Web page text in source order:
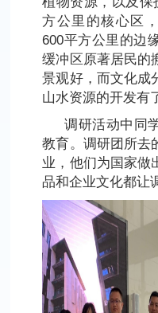
方公里的核心区
600平方公里的边
缓冲区原著居民的
景观好，而文化成
山水资源的开发有
调研活动中同
教育。调研团所去
业，他们为国家做
品和企业文化都让